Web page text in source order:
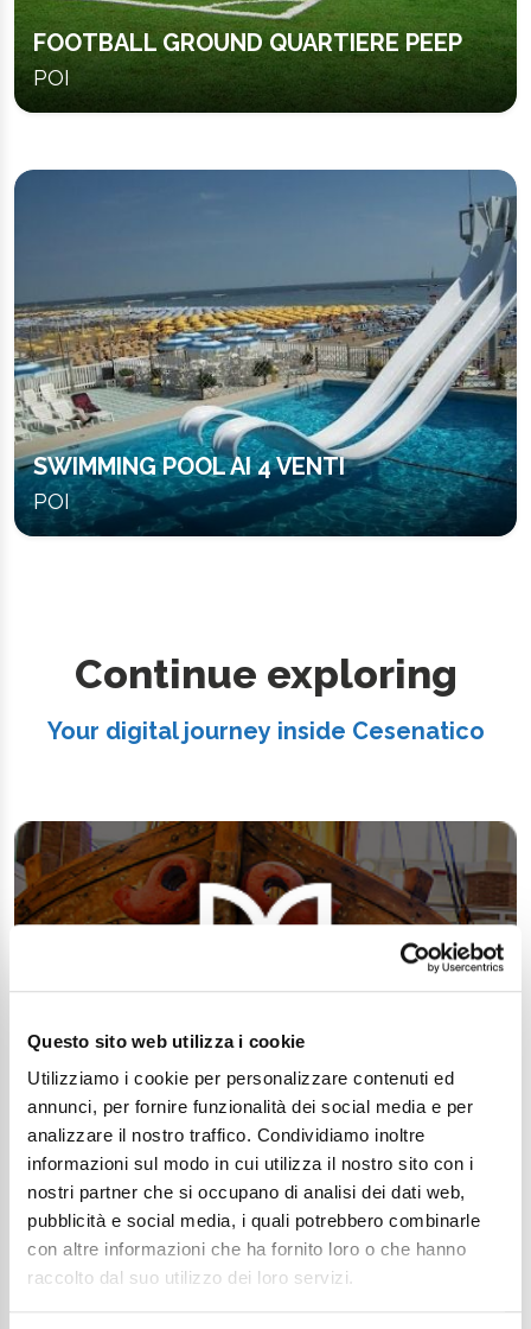
Questo sito web utilizza i cookie
Utilizziamo i cookie per personalizzare contenuti ed
annunci, per fornire funzionalità dei social media e per
analizzare il nostro traffico. Condividiamo inoltre
informazioni sul modo in cui utilizza il nostro sito con i
nostri partner che si occupano di analisi dei dati web,
pubblicità e social media, i quali potrebbero combinarle
con altre informazioni che ha fornito loro o che hanno
raccolto dal suo utilizzo dei loro servizi.
FOOTBALL GROUND QUARTIERE PEEP
POI
SWIMMING POOL AI 4 VENTI
POI
Continue exploring
Your digital journey inside Cesenatico